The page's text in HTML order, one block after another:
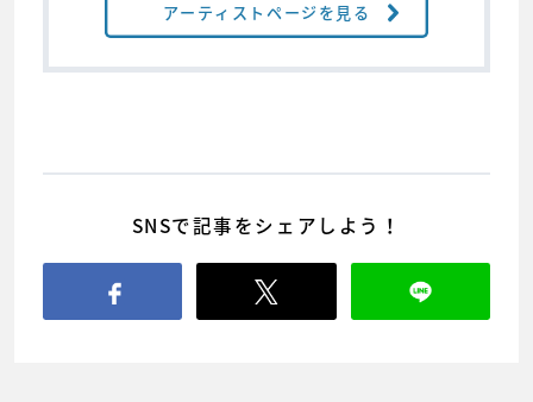
アーティストページを見る
SNSで記事をシェアしよう！